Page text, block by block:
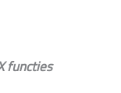
functies